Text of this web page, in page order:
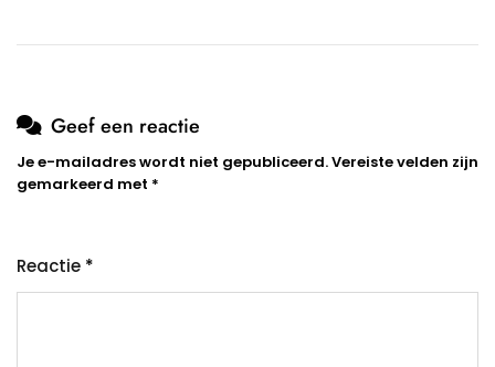
Geef een reactie
Je e-mailadres wordt niet gepubliceerd.Vereiste velden zijn
gemarkeerd met *
Reactie *